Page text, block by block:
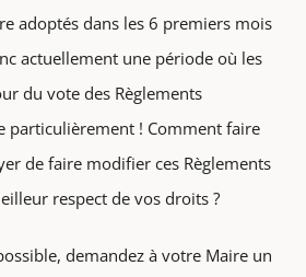
adoptés dans les 6 premiers mois
actuellement une période où les
du vote des Règlements
particulièrement ! Comment faire
de faire modifier ces Règlements
respect de vos droits ?
demandez à votre Maire un